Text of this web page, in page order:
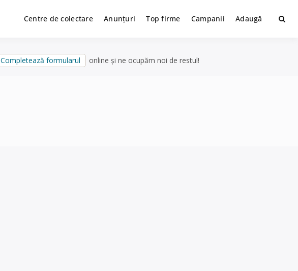
Centre de colectare Anunțuri Top firme Campanii Adaugă
Completează formularul online și ne ocupăm noi de restul!